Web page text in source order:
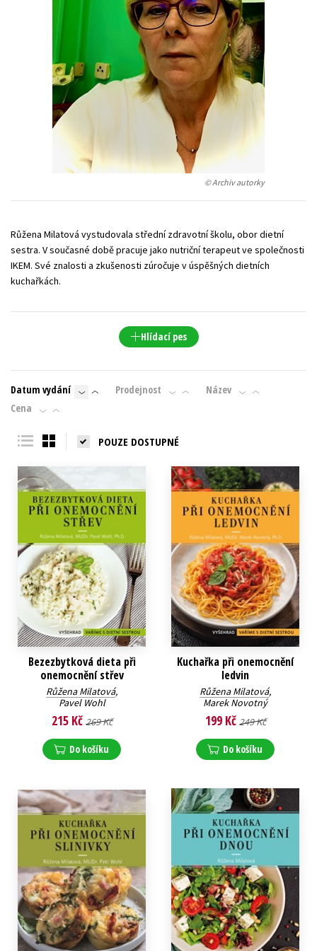
Young adult (SK)
Zahraniční literatura Zdraví a životní styl
Všechny tituly
© Archiv autorky
Růžena Milatová vystudovala střední zdravotní školu, obor dietní
sestra. V současné době pracuje jako nutriční terapeut ve společnosti
IKEM. Své znalosti a zkušenosti zúročuje v úspěšných dietních
kuchařkách.
Hlídací pes
Datum vydání Prodejnost
Název
Cena
POUZE DOSTUPNÉ
Bezezbytková dieta při
onemocnění střev
Růžena Milatová,
Pavel Wohl
215 Kč 269 Kč
Do košíku
Kuchařka při onemocnění
ledvin
Růžena Milatová,
Marek Novotný
199 Kč 249 Kč
Do košíku